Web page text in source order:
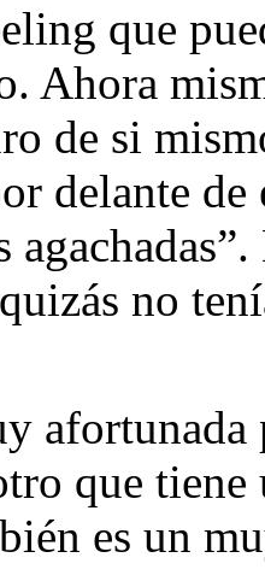
que
Ahora
de si
delante
no
que
es un